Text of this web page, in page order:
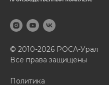
© 2010-2026 РОСА-Урал
Все права защищены
Политика